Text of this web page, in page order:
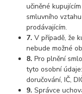
učiněné
smluvního
prodávajícím.
7. V případě, že
nebude možné
8. Pro plnění
tyto osobní
doručování, IČ,
9. Správce